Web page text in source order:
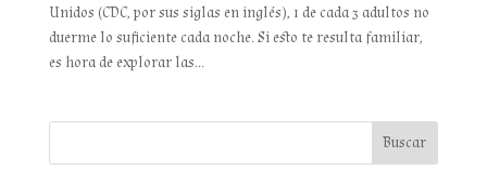
Unidos (CDC, por sus siglas en inglés), 1 de cada 3 adultos no
duerme lo suficiente cada noche. Si esto te resulta familiar,
es hora de explorar las...
Buscar